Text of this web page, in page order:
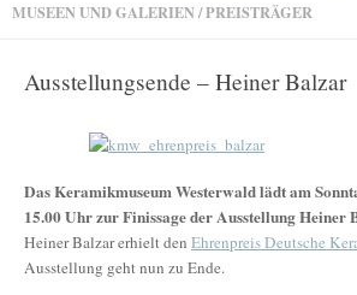
MUSEEN UND GALERIEN /PREISTRÄGER
Ausstellungsende – Heiner Balzar
Das Keramikmuseum Westerwald lädt am
15.00 Uhr zur Finissage der Ausstellung Heiner
Heiner Balzar erhielt den Ehrenpreis Deutsche
Ausstellung geht nun zu Ende.